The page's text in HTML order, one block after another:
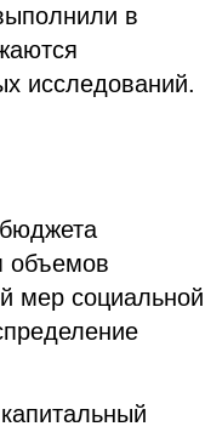
в
исследований.
объемов
мер социальной